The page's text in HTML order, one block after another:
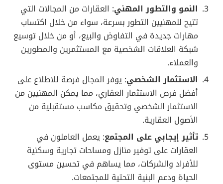
النمو والتطور المهني: العقارات من المجالات التي
تتيح للمهنيين التطور بسرعة، سواء من خلال اكتساب
مهارات جديدة في التفاوض والبيع، أو من خلال توسيع
شبكة العلاقات الشخصية مع المستثمرين والمطورين
والعملاء.
الاستثمار الشخصي: يوفر المجال فرصة للاطلاع على
أفضل فرص الاستثمار العقاري، مما يمكن المهنيين من
الاستثمار الشخصي وتحقيق مكاسب مستقبلية من
الأصول العقارية.
تأثير إيجابي على المجتمع: يعمل العاملون في
العقارات على توفير منازل ومساحات تجارية وسكنية
للأفراد والشركات، مما يساهم في تحسين مستوى
الحياة ودعم البنية التحتية للمجتمعات.